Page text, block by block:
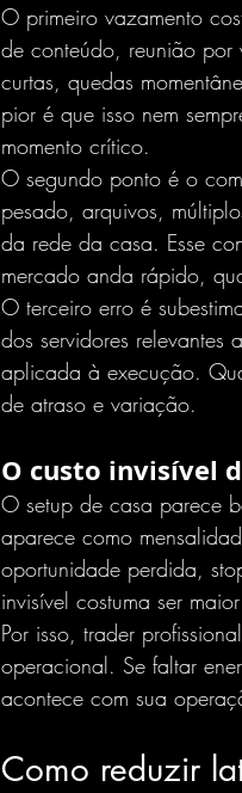
O primeiro vazamento
de conteúdo, reunião por
curtas, quedas
pior é que isso nem
momento crítico.
O segundo ponto é o
pesado, arquivos,
da rede da casa. Esse
mercado anda rápido,
O terceiro erro é
dos servidores
aplicada à execução.
de atraso e variação.
O custo invisível
O setup de casa parece
aparece como
oportunidade perdida,
invisível costuma ser
Por isso, trader
operacional. Se faltar
acontece com sua
Como reduzir